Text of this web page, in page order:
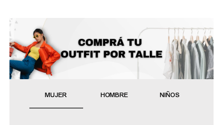
MUJER HOMBRE NIÑOS